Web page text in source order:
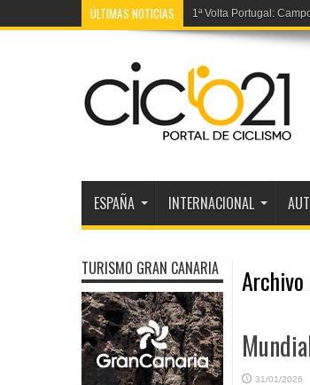
ÚLTIMAS NOTICIAS 1ª Volta Portugal:
ESPAÑA INTERNACIONAL
31/01/2026
TURISMO GRAN CANARIA